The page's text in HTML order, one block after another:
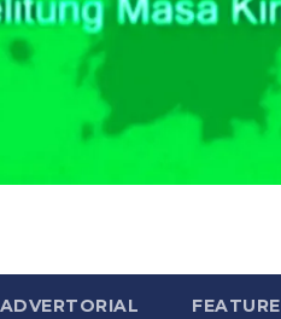
ADVERTORIAL FEATURE